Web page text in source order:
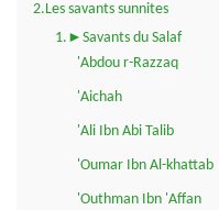
2.Les savants sunnites
1.►Savants du Salaf
'Abdou r-Razzaq
'Aichah
'Ali Ibn Abi Talib
'Oumar Ibn Al-khattab
'Outhman Ibn 'Affan